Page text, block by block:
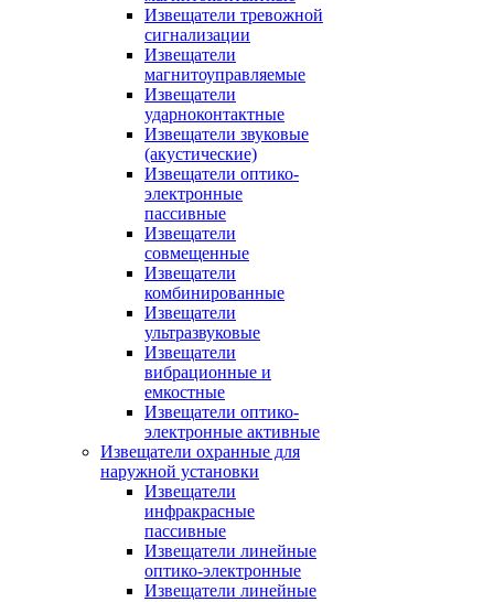
Извещатели тревожной
сигнализации
Извещатели
магнитоуправляемые
Извещатели
ударноконтактные
Извещатели звуковые
(акустические)
Извещатели оптико-
электронные
пассивные
Извещатели
совмещенные
Извещатели
комбинированные
Извещатели
ультразвуковые
Извещатели
вибрационные и
емкостные
Извещатели оптико-
электронные активные
Извещатели охранные для
наружной установки
Извещатели
инфракрасные
пассивные
Извещатели линейные
оптико-электронные
Извещатели линейные